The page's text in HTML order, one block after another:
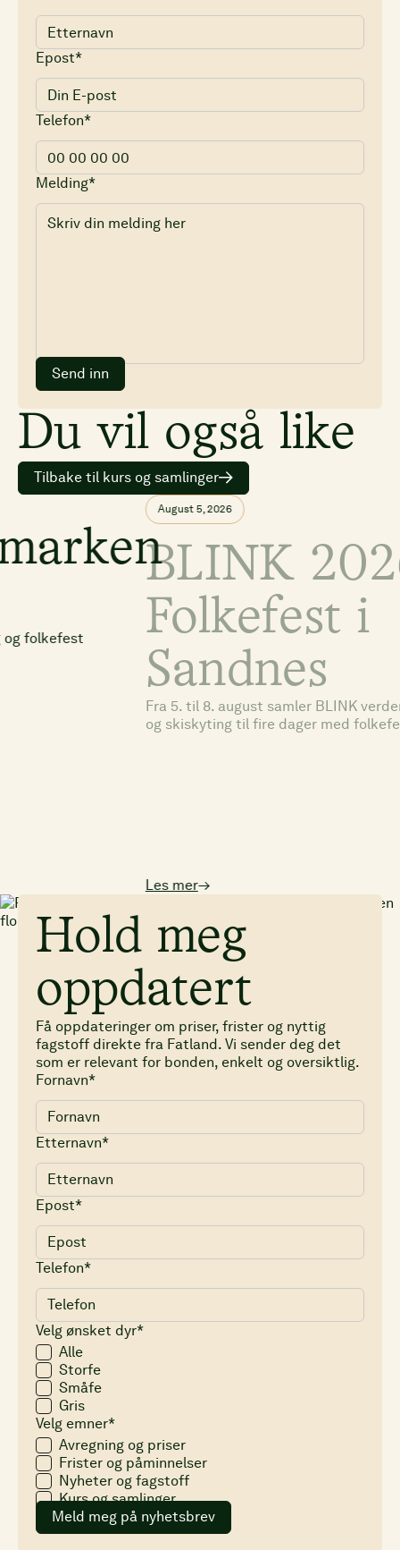
Epost*
Telefon*
Melding*
Send inn
Du vil også like
Tilbake til kurs og samlinger
BLINK 2026:
Folkefest i
Sandnes
Fra 5. til 8. august samler BLINK verdenseliten i rulleski
og skiskyting til fire dager med folkefest i Sandnes.
Hold meg
oppdatert
Få oppdateringer om priser, frister og nyttig
fagstoff direkte fra Fatland. Vi sender deg det
som er relevant for bonden, enkelt og oversiktlig.
Fornavn*
Etternavn*
Epost*
Telefon*
Velg ønsket dyr*
Alle
Storfe
Småfe
Gris
Velg emner*
Avregning og priser
Frister og påminnelser
Nyheter og fagstoff
Kurs og samlinger
Meld meg på nyhetsbrev